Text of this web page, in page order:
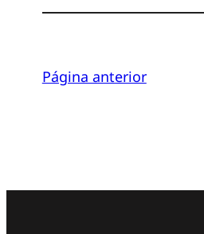
Página anterior